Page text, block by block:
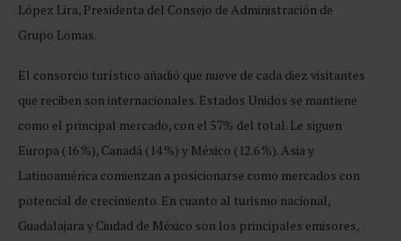
López Lira, Presidenta del Consejo de Administración de
Grupo Lomas.
El consorcio turístico añadió que nueve de cada diez visitantes
que reciben son internacionales. Estados Unidos se mantiene
como el principal mercado, con el 57% del total. Le siguen
Europa (16 %), Canadá (14 %) y México (12.6 %). Asia y
Latinoamérica comienzan a posicionarse como mercados con
potencial de crecimiento. En cuanto al turismo nacional,
Guadalajara y Ciudad de México son los principales emisores,